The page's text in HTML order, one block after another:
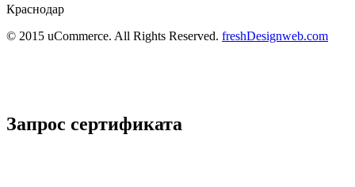
Краснодар
© 2015 uCommerce. All Rights Reserved. freshDesignweb.com
Запрос сертификата